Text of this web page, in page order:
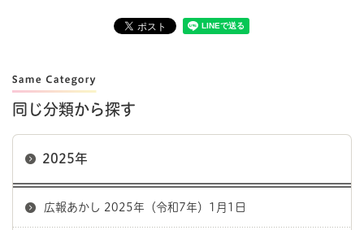
同じ分類から探す
2025年
広報あかし 2025年（令和7年）1月1日